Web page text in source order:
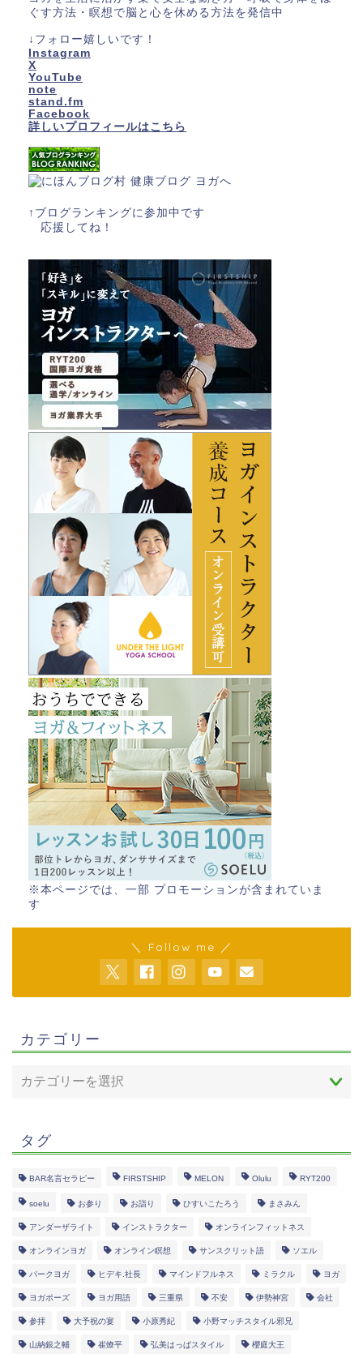
ぐす方法・瞑想で脳と心を休める方法を発信中
↓フォロー嬉しいです！
Instagram
X
YouTube
note
stand.fm
Facebook
詳しいプロフィールはこちら
↑ブログランキングに参加中です
応援してね！
※本ページでは、一部 プロモーションが含まれていま
す
＼ Follow me ／
カテゴリー
タグ
BAR名言セラピー FIRSTSHIP MELON Olulu RYT200
soelu お参り お詣り ひすいこたろう まさみん
アンダーザライト インストラクター オンラインフィットネス
オンラインヨガ オンライン瞑想 サンスクリット語 ソエル
パークヨガ ヒデキ.社長 マインドフルネス ミラクル ヨガ
ヨガポーズ ヨガ用語 三重県 不安 伊勢神宮 会社
参拝 大予祝の宴 小原秀紀 小野マッチスタイル邪兄
山納銀之輔 崔燎平 弘美はっぱスタイル 櫻庭大王